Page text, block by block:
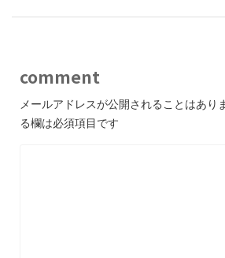
comment
メールアドレスが公開されることはあり
る欄は必須項目です